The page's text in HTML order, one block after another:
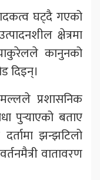
घट्दै गएको
क्षेत्रमा
कानुनको
दिइन्।
प्रशासनिक
पुर्‍याएको बताए
झन्झटिलो
वातावरण